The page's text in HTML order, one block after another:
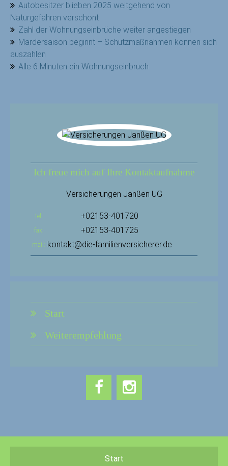
Autobesitzer blieben 2025 weitgehend von
Naturgefahren verschont
Zahl der Wohnungseinbrüche weiter angestiegen
Mardersaison beginnt – Schutzmaßnahmen können sich
auszahlen
Alle 6 Minuten ein Wohnungseinbruch
Ich freue mich auf Ihre Kontaktaufnahme
Versicherungen Janßen UG
tel +02153-401720
fax +02153-401725
mail kontakt@die-familienversicherer.de
Start
Weiterempfehlung
Start